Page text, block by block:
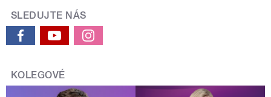
SLEDUJTE NÁS
KOLEGOVÉ